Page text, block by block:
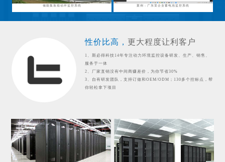
储能集装箱动环监控系统 案例：广东某企业蓄电池监控系统
性价比高， 更大程度让利客户
1、斯必得科技14年专注动力环境监控设备研发、生产、销售、
服务于一体
2、厂家直销没有中间商赚差价，为你节省30%
3、自有研发团队，支持订做和OEM/ODM；130多个控标点，帮
你轻松拿下项目